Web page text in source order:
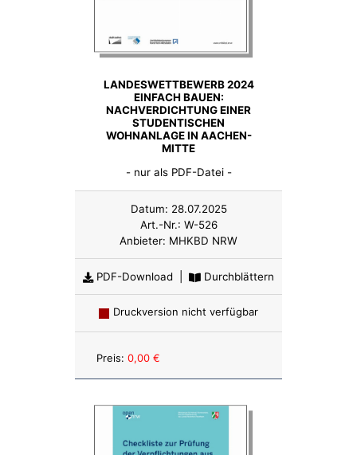
LANDESWETTBEWERB 2024
EINFACH BAUEN:
NACHVERDICHTUNG EINER
STUDENTISCHEN
WOHNANLAGE IN AACHEN-
MITTE
- nur als PDF-Datei -
Datum: 28.07.2025
Art.-Nr.: W-526
Anbieter: MHKBD NRW
PDF-Download Durchblättern
Druckversion nicht verfügbar
Preis: 0,00 €